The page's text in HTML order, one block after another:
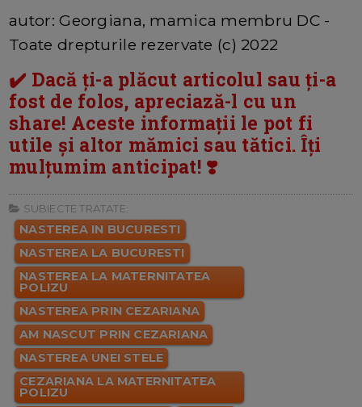
autor: Georgiana, mamica membru DC -
Toate drepturile rezervate (c) 2022
✔️ Dacă ți-a plăcut articolul sau ți-a
fost de folos, apreciază-l cu un
share! Aceste informații le pot fi
utile și altor mămici sau tătici. Îți
mulțumim anticipat! ❣️
SUBIECTE TRATATE:
NASTEREA IN BUCURESTI
NASTEREA LA BUCURESTI
NASTEREA LA MATERNITATEA
POLIZU
NASTEREA PRIN CEZARIANA
AM NASCUT PRIN CEZARIANA
NASTEREA UNEI STELE
CEZARIANA LA MATERNITATEA
POLIZU